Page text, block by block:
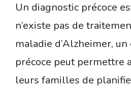
Un diagnostic précoce
n’existe pas de
maladie d’Alzheimer,
précoce peut permettre
leurs familles de